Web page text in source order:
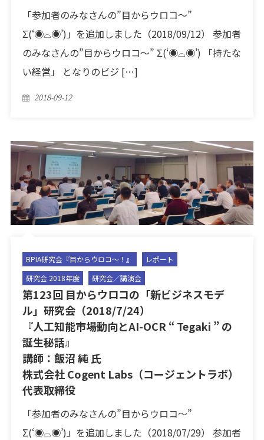
「参加者のみなさんの”目からウロコ〜”
Σ(‘◉⌓◉’)」を追加しました（2018/09/12） 参加者
のみなさんの”目からウロコ〜” Σ(‘◉⌓◉’) 「持たな
い経営」 となりのビジ […]
Posted
2018-09-12
BPIA研究会『目からウロコ〜！』
レポート
研究会 2018年度
研究会／講演会
第123回 目からウロコの「新ビジネスモデ
ル」研究会（2018/7/24）
『人工知能市場動向とAI-OCR “ Tegaki ” の
誕生秘話』
講師：飯沼 純 氏
株式会社 Cogent Labs（コージェントラボ）
代表取締役
「参加者のみなさんの”目からウロコ〜”
Σ(‘◉⌓◉’)」を追加しました（2018/07/29） 参加者